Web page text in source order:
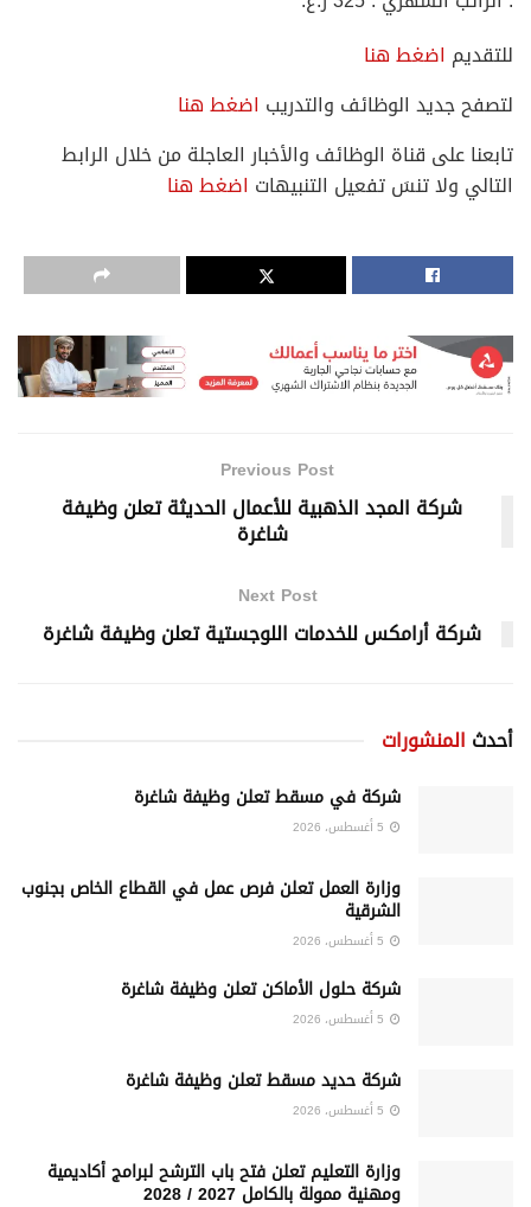
للتقديم اضغط هنا
لتصفح جديد الوظائف والتدريب اضغط هنا
تابعنا على قناة الوظائف والأخبار العاجلة من خلال الرابط
التالي ولا تنسَ تفعيل التنبيهات اضغط هنا
Previous Post
شركة المجد الذهبية للأعمال الحديثة تعلن وظيفة
شاغرة
Next Post
شركة أرامكس للخدمات اللوجستية تعلن وظيفة شاغرة
أحدث المنشورات
شركة في مسقط تعلن وظيفة شاغرة
وزارة العمل تعلن فرص عمل في القطاع الخاص بجنوب
الشرقية
شركة حلول الأماكن تعلن وظيفة شاغرة
شركة حديد مسقط تعلن وظيفة شاغرة
وزارة التعليم تعلن فتح باب الترشح لبرامج أكاديمية
ومهنية ممولة بالكامل 2027 / 2028